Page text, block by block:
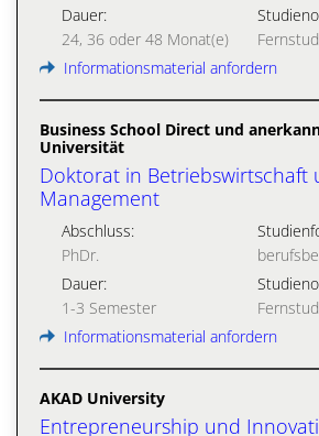
Dauer:
24, 36 oder 48 Monat(e)
Informationsmaterial anfordern
Business School Direct und
Universität
Doktorat in Betriebswirtschaft
Management
Abschluss:
PhDr.
Dauer:
1-3 Semester
Informationsmaterial anfordern
AKAD University
Entrepreneurship und